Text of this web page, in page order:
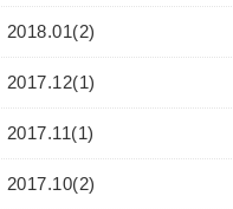
2018.01(2)
2017.12(1)
2017.11(1)
2017.10(2)